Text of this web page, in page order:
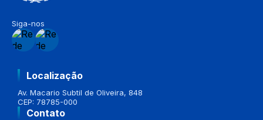
Siga-nos
Localização
Av. Macario Subtil de Oliveira, 848
CEP: 78785-000
Contato